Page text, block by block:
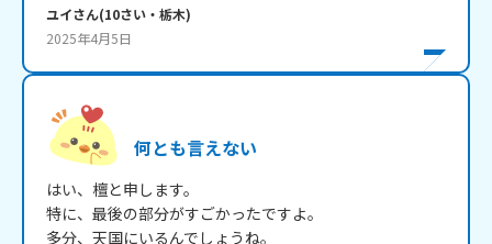
ユイさん(10さい・ 栃木)
2025年4月5日
何とも言えない
はい、檀と申します。
特に、最後の部分がすごかったですよ。
多分、天国にいるんでしょうね。